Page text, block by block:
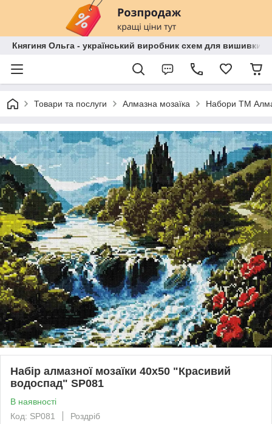
Княгиня Ольга - український виробник схем для вишивки
Товари та послуги Алмазна мозаїка Набори ТМ
Набір алмазної мозаїки 40х50 "Красивий
водоспад" SP081
В наявності
Код: SP081
Роздріб